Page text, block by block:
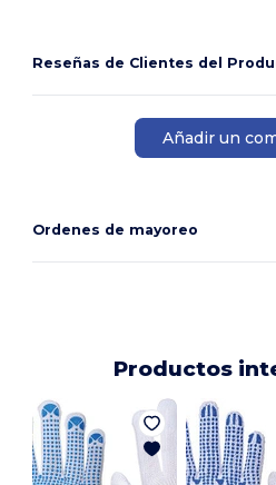
Reseñas de Clientes del
Añadir un
Ordenes de mayoreo
Productos